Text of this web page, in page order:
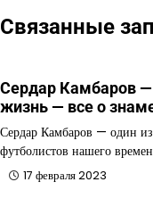
Связанные
Сердар Камбаров —
жизнь — все о
Сердар Камбаров — один
футболистов нашего
17 февраля 2023